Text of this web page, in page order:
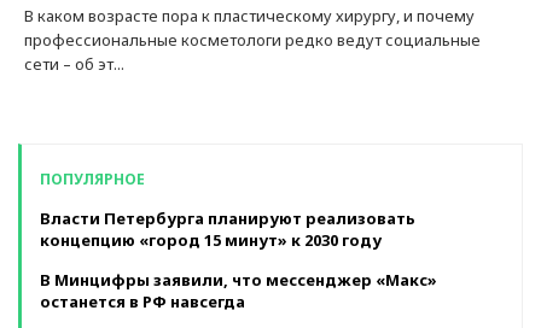
В каком возрасте пора к пластическому хирургу, и почему
профессиональные косметологи редко ведут социальные
сети – об эт...
ПОПУЛЯРНОЕ
Власти Петербурга планируют реализовать
концепцию «город 15 минут» к 2030 году
В Минцифры заявили, что мессенджер «Макс»
останется в РФ навсегда